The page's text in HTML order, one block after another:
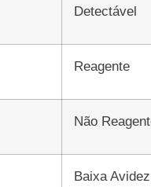
Detectável
Reagente
Não
Baixa Avidez